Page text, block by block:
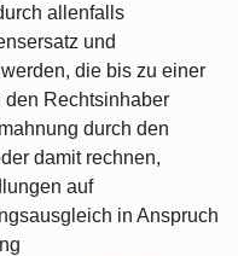
allenfalls
und
die bis zu einer
den Rechtsinhaber
durch den
damit rechnen,
auf
in Anspruch